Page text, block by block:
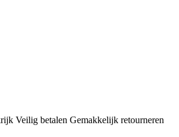
Veilig betalen Gemakkelijk retourneren